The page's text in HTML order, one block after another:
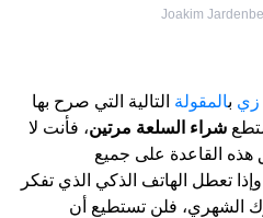
Joakim
زي بالمقولة التالية التي صرح بها
شراء السلعة مرتين، فأنت لا
هذه القاعدة على جميع
تعطل الهاتف الذكي الذي تفكر
الشهري، فلن تستطيع أن